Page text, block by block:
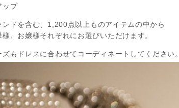
ップ
ドを含む、1,200点以上ものアイテムの中から
、お嬢様それぞれにお選びいただけます。
もドレスに合わせてコーディネートしてください。